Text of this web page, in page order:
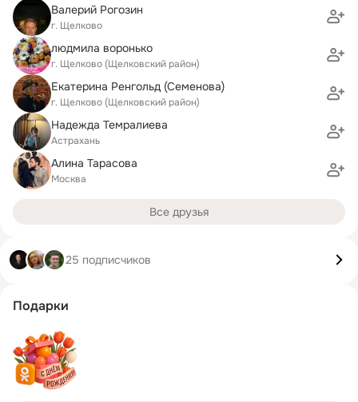
Валерий Рогозин
г. Щелково
людмила воронько
г. Щелково (Щелковский район)
Екатерина Ренгольд (Семенова)
г. Щелково (Щелковский район)
Надежда Темралиева
Астрахань
Алина Тарасова
Москва
Все друзья
25 подписчиков
Подарки